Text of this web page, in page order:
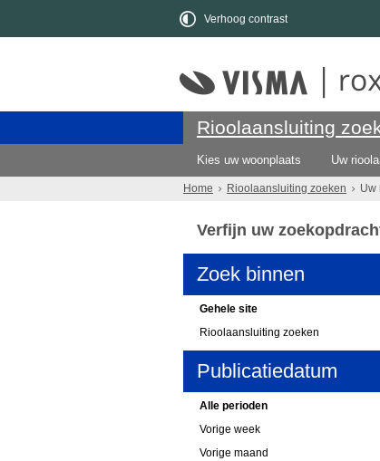
Verhoog contrast
Rioolaansluiting
Kies uw woonplaats Uw
Home Rioolaansluiting zoeken Uw
Verfijn uw
Zoek binnen
Gehele site
Rioolaansluiting zoeken
Publicatiedatum
Alle perioden
Vorige week
Vorige maand